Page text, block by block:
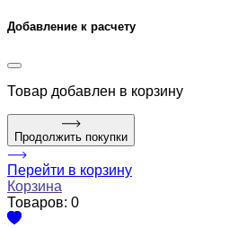
Добавление к расчету
Товар добавлен в корзину
Продолжить покупки
Перейти в корзину
Корзина
Товаров: 0